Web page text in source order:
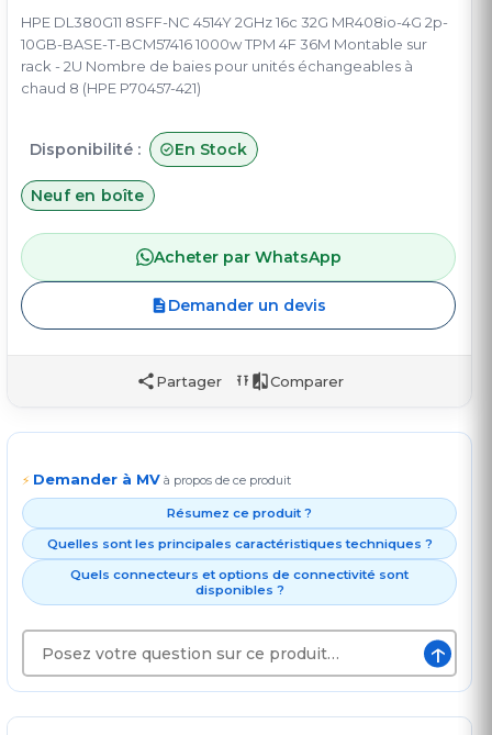
HPE DL380G11 8SFF-NC 4514Y 2GHz 16c 32G MR408io-4G 2p-
10GB-BASE-T-BCM57416 1000w TPM 4F 36M Montable sur
rack - 2U Nombre de baies pour unités échangeables à
chaud 8 (HPE P70457-421)
Disponibilité : En Stock
Neuf en boîte
Acheter par WhatsApp
Demander un devis
Partager Comparer
⚡ Demander à MV à propos de ce produit
Résumez ce produit ?
Quelles sont les principales caractéristiques techniques ?
Quels connecteurs et options de connectivité sont
disponibles ?
↑